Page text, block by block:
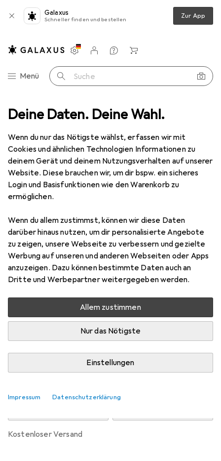
Deine Daten. Deine Wahl.
Wenn du nur das Nötigste wählst, erfassen wir mit
Cookies und ähnlichen Technologien Informationen zu
deinem Gerät und deinem Nutzungsverhalten auf unserer
Website. Diese brauchen wir, um dir bspw. ein sicheres
Login und Basisfunktionen wie den Warenkorb zu
ermöglichen.
Wenn du allem zustimmst, können wir diese Daten
darüber hinaus nutzen, um dir personalisierte Angebote
zu zeigen, unsere Webseite zu verbessern und gezielte
Werbung auf unseren und anderen Webseiten oder Apps
anzuzeigen. Dazu können bestimmte Daten auch an
Dritte und Werbepartner weitergegeben werden.
Allem zustimmen
Nur das Nötigste
Einstellungen
Impressum Datenschutzerklärung
Galaxus
Schneller finden und bestellen Zur App
Navigation nach Kategorien
Menü Suche
Einstellungen
Kundenkonto
Vergleichslisten
Merklisten
Warenkorb
Puzzle Trixie Baby Houten dierenvormpuzzel - Mr. Polar Bear
2 Bilder
Trixie BabyHouten dierenvormpuzzel
- Mr. Polar Bear
Preis in EUR inkl. MwSt.
EUR
35,03
Bewertungen Marke
Mehr von Trixie Baby
Zwischen Mo, 7.9. und Sa, 19.9. geliefert
Benachrichtigen, wenn schneller verfügbar
Lieferort angeben für genaue Lieferzeit
kostenloser Versand